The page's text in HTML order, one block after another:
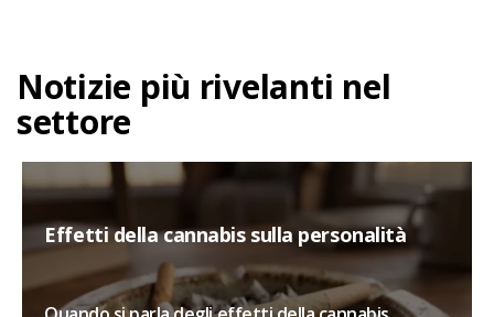
Notizie più rivelanti nel
settore
Effetti della cannabis sulla personalità